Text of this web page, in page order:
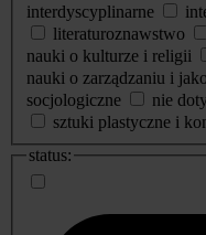
interdyscyplinarne
literaturoznawstwo
nauki o kulturze i religii
nauki o zarządzaniu i
socjologiczne
nie
sztuki plastyczne i
status: